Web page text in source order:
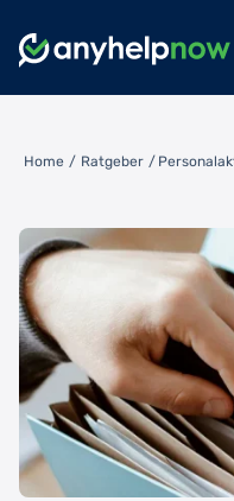
Home / Ratgeber /